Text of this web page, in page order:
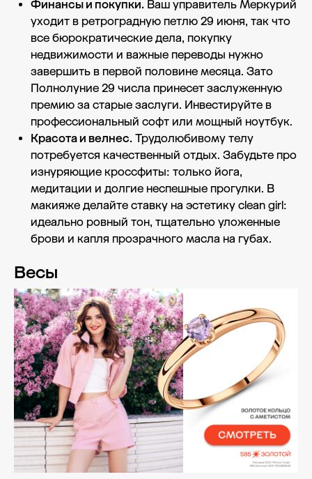
Финансы и покупки. Ваш управитель Меркурий
уходит в ретроградную петлю 29 июня, так что
все бюрократические дела, покупку
недвижимости и важные переводы нужно
завершить в первой половине месяца. Зато
Полнолуние 29 числа принесет заслуженную
премию за старые заслуги. Инвестируйте в
профессиональный софт или мощный ноутбук.
Красота и велнес. Трудолюбивому телу
потребуется качественный отдых. Забудьте про
изнуряющие кроссфиты: только йога,
медитации и долгие неспешные прогулки. В
макияже делайте ставку на эстетику clean girl:
идеально ровный тон, тщательно уложенные
брови и капля прозрачного масла на губах.
Весы